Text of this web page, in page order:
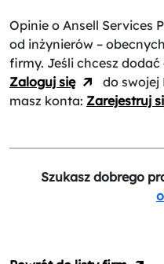
Opinie o Ansell Services
od inżynierów –
firmy. Jeśli chcesz
Zaloguj się
do swojej
masz konta: Zarejestruj
Szukasz dobrego